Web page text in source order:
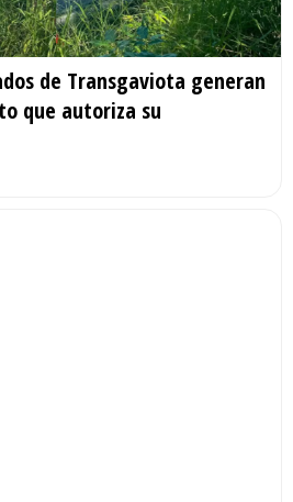
de Transgaviota generan
que autoriza su